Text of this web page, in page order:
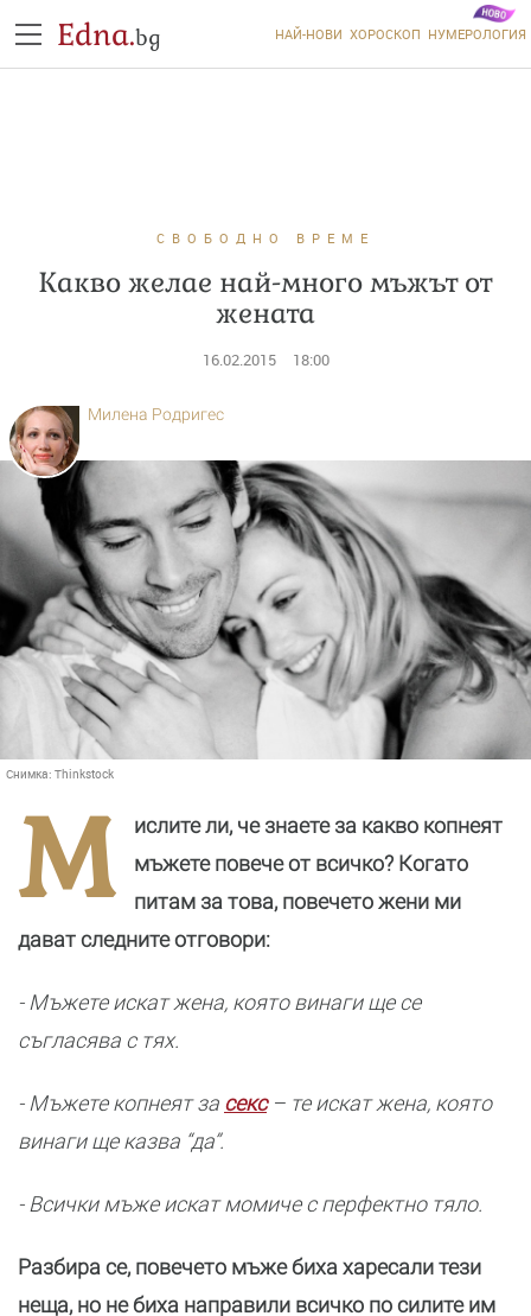
Edna.bg НАЙ-НОВИ ХОРОСКОП НУМЕРОЛОГИЯ
СВОБОДНО ВРЕМЕ
Какво желае най-много мъжът от
жената
16.02.2015 18:00
Снимка: Thinkstock
Милена Родригес
М
ислите ли, че знаете за какво копнеят
мъжете повече от всичко? Когато
питам за това, повечето жени ми
дават следните отговори:
- Мъжете искат жена, която винаги ще се
съгласява с тях.
- Мъжете копнеят за секс– те искат жена, която
винаги ще казва “да”.
- Всички мъже искат момиче с перфектно тяло.
Разбира се, повечето мъже биха харесали тези
неща, но не биха направили всичко по силите им